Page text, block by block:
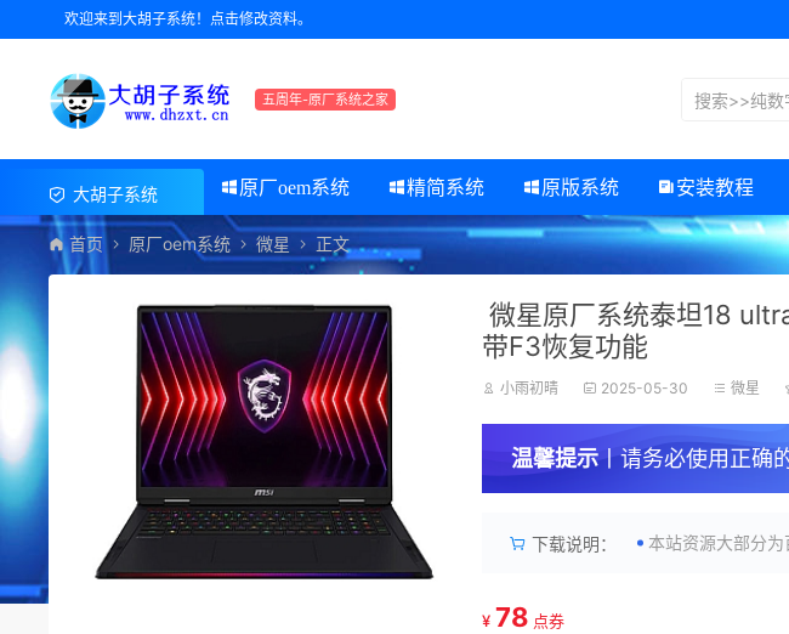
欢迎来到大胡子系统！点击修改资料。
五周年-原厂系统之家
大胡子系统 原厂oem系统 精简系统 原版系统 安装教程
首页 原厂oem系统 微星 正文
微星原厂系统泰坦18
带F3恢复功能
小雨初晴 2025-05-30 微星
温馨提示丨请务必使用正确
下载说明： 本站资源大部分为
¥ 78 点券